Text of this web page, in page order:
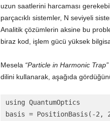
uzun saatlerini harcaması
parçacıklı sistemler, N seviyeli
Analitik çözümlerin aksine bu
biraz kod, işlem gücü yüksek
Mesela “Particle in Harmonic Trap”
dilini kullanarak, aşağıda
using QuantumOptics
basis = PositionBasis(-2,